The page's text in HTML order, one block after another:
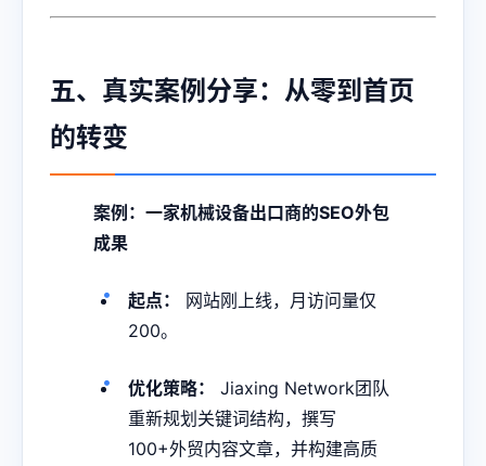
五、真实案例分享：从零到首页
的转变
案例：一家机械设备出口商的SEO外包
成果
起点：
网站刚上线，月访问量仅
200。
优化策略：
Jiaxing Network团队
重新规划关键词结构，撰写
100+外贸内容文章，并构建高质